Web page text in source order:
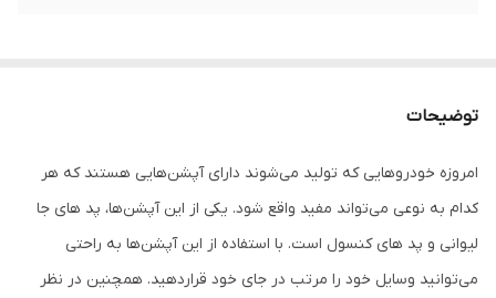
توضیحات
امروزه خودروهایی که تولید می‌شوند دارای آپشن‌هایی هستند که هر
کدام به نوعی می‌تواند مفید واقع شود. یکی از این آپشن‌ها، پد های جا
لیوانی و پد های کنسول است. با استفاده از این آپشن‌ها به راحتی
می‌توانید وسایل خود را مرتب در جای خود قراردهید. همچنین در نظر